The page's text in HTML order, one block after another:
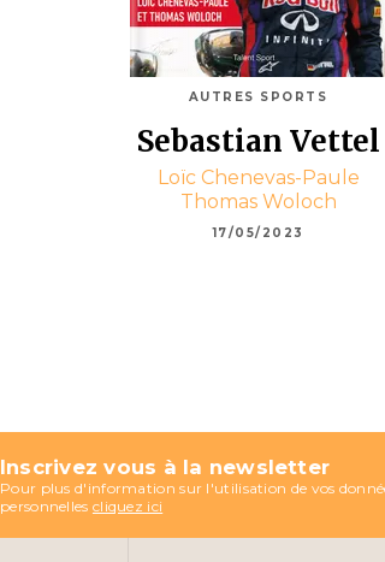
AUTRES SPORTS
Sebastian Vettel
Loïc Chenevas-Paule
Thomas Woloch
17/05/2023
Inscrivez vous à la newsletter
Pour plus d'information sur l'utilisation de vos
personnelles cliquez ici